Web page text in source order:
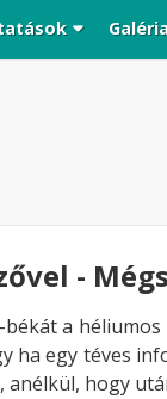
-
a
ha egy téves
hogy